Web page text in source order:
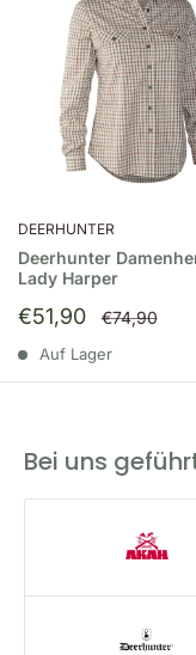
DEERHUNTER
Deerhunter
Lady Harper
Sonderpreis
€51,90 Normalpreis
€74,90
Auf Lager
Bei uns